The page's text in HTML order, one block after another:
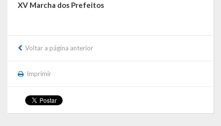
Covid 19
XV Marcha dos Prefeitos
Voltar a página anterior
Imprimir